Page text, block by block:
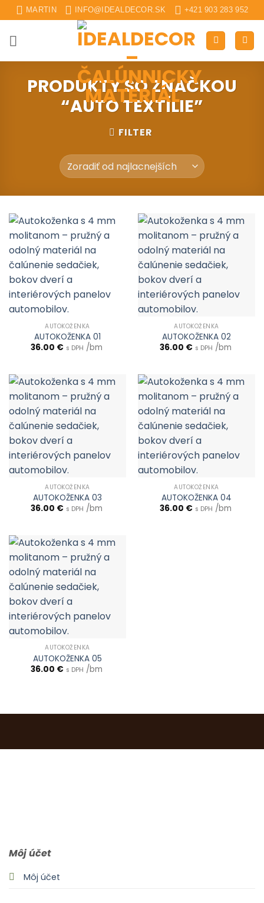
Skip
to
content
MARTIN INFO@IDEALDECOR.SK +421 903 283 952
PRODUKTY SO ZNAČKOU
“AUTO TEXTÍLIE”
FILTER
AUTOKOŽENKA
AUTOKOŽENKA 01
36.00 € s DPH /bm
AUTOKOŽENKA
AUTOKOŽENKA 02
36.00 € s DPH /bm
AUTOKOŽENKA
AUTOKOŽENKA 03
36.00 € s DPH /bm
AUTOKOŽENKA
AUTOKOŽENKA 04
36.00 € s DPH /bm
AUTOKOŽENKA
AUTOKOŽENKA 05
36.00 € s DPH /bm
Môj účet
Môj účet